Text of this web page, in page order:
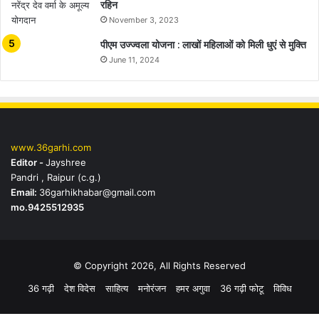
रहिन
November 3, 2023
पीएम उज्ज्वला योजना : लाखों महिलाओं को मिली धुएं से मुक्ति
June 11, 2024
www.36garhi.com
Editor -Jayshree
Pandri , Raipur (c.g.)
Email: 36garhikhabar@gmail.com
mo.9425512935
© Copyright 2026, All Rights Reserved
36 गढ़ी
देश विदेस साहित्य मनोरंजन हमर अगुवा 36 गढ़ी फोटू विविध